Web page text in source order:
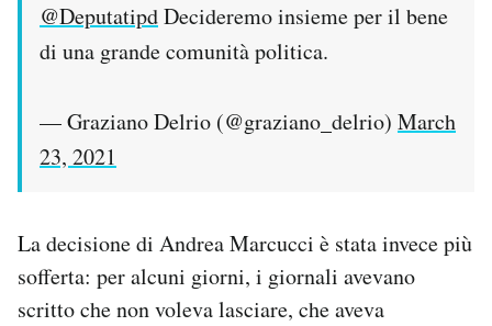
@DeputatipdDecideremo insieme per il bene
di una grande comunità politica.
— Graziano Delrio (@graziano_delrio) March
23, 2021
La decisione di Andrea Marcucci è stata invece più
sofferta: per alcuni giorni, i giornali avevano
scritto che non voleva lasciare, che aveva